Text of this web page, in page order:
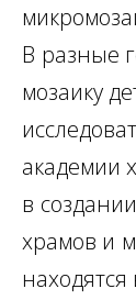
В разные
мозаику
академии
в
храмов и
находятся